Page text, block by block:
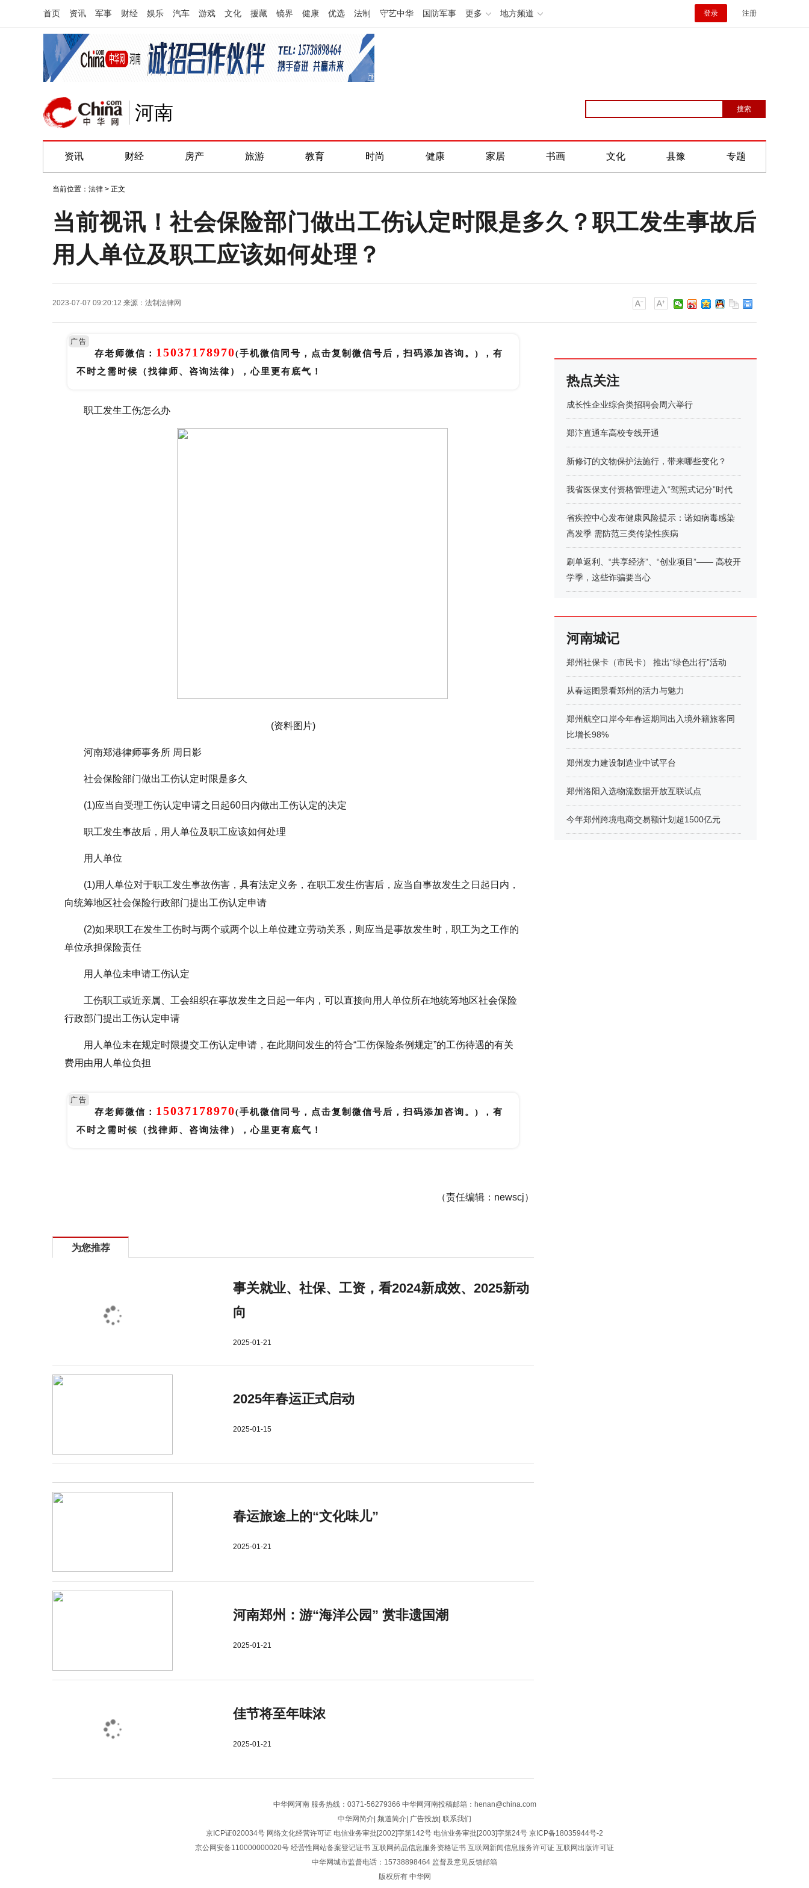
首页 资讯 军事 财经 娱乐 汽车 游戏 文化 援藏 镜界 健康 优选 法制 守艺中华 国防军事 更多 地方频道 登录 注册
河南
资讯 财经 房产 旅游 教育 时尚 健康 家居 书画 文化 县豫 专题
当前位置： 法律 > 正文
当前视讯！社会保险部门做出工伤认定时限是多久？职工发生事故后
用人单位及职工应该如何处理？
2023-07-07 09:20:12 来源： 法制法律网
存老师微信： 15037178970(手机微信同号，点击复制微信号后，扫码添加咨询。) ，有
不时之需时候（找律师、咨询法律），心里更有底气！
广告
职工发生工伤怎么办
(资料图片)
河南郑港律师事务所 周日影
社会保险部门做出工伤认定时限是多久
(1)应当自受理工伤认定申请之日起60日内做出工伤认定的决定
职工发生事故后，用人单位及职工应该如何处理
用人单位
(1)用人单位对于职工发生事故伤害，具有法定义务，在职工发生伤害后，应当自事故发生之日起日内，
向统筹地区社会保险行政部门提出工伤认定申请
(2)如果职工在发生工伤时与两个或两个以上单位建立劳动关系，则应当是事故发生时，职工为之工作的
单位承担保险责任
用人单位未申请工伤认定
工伤职工或近亲属、工会组织在事故发生之日起一年内，可以直接向用人单位所在地统筹地区社会保险
行政部门提出工伤认定申请
用人单位未在规定时限提交工伤认定申请，在此期间发生的符合“工伤保险条例规定”的工伤待遇的有关
费用由用人单位负担
存老师微信： 15037178970(手机微信同号，点击复制微信号后，扫码添加咨询。) ，有
不时之需时候（找律师、咨询法律），心里更有底气！
广告
（责任编辑：newscj）
为您推荐
事关就业、社保、工资，看2024新成效、2025新动
向
2025-01-21
2025年春运正式启动
2025-01-15
春运旅途上的“文化味儿”
2025-01-21
河南郑州：游“海洋公园” 赏非遗国潮
2025-01-21
佳节将至年味浓
2025-01-21
热点关注
成长性企业综合类招聘会周六举行
郑汴直通车高校专线开通
新修订的文物保护法施行，带来哪些变化？
我省医保支付资格管理进入“驾照式记分”时代
省疾控中心发布健康风险提示：诺如病毒感染
高发季 需防范三类传染性疾病
刷单返利、“共享经济”、“创业项目”—— 高校开
学季，这些诈骗要当心
河南城记
郑州社保卡（市民卡） 推出“绿色出行”活动
从春运图景看郑州的活力与魅力
郑州航空口岸今年春运期间出入境外籍旅客同
比增长98%
郑州发力建设制造业中试平台
郑州洛阳入选物流数据开放互联试点
今年郑州跨境电商交易额计划超1500亿元
中华网河南服务热线：0371-56279366 中华网河南投稿邮箱：henan@china.com
中华网简介 频道简介 广告投放 联系我们
京ICP证020034号 网络文化经营许可证 电信业务审批[2002]字第142号 电信业务审批[2003]字第24号 京ICP备18035944号-2
京公网安备110000000020号 经营性网站备案登记证书 互联网药品信息服务资格证书 互联网新闻信息服务许可证 互联网出版许可证
中华网城市监督电话：15738898464 监督及意见反馈邮箱
版权所有 中华网